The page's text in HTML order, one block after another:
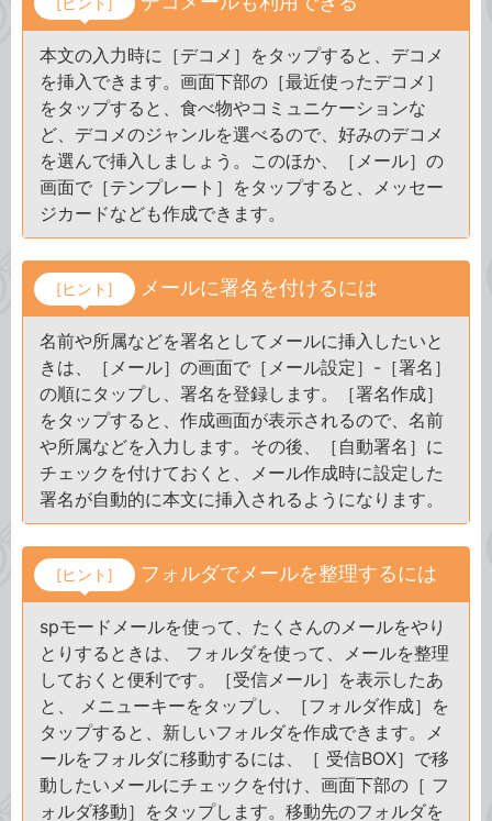
本文の入力時に［デコメ］をタップすると、デコメ
を挿入できます。画面下部の［最近使ったデコメ］
をタップすると、食べ物やコミュニケーションな
ど、デコメのジャンルを選べるので、好みのデコメ
を選んで挿入しましょう。このほか、［メール］の
画面で［テンプレート］をタップすると、メッセー
ジカードなども作成できます。
[ヒント] メールに署名を付けるには
名前や所属などを署名としてメールに挿入したいと
きは、［メール］の画面で［メール設定］-［署名］
の順にタップし、署名を登録します。［署名作成］
をタップすると、作成画面が表示されるので、名前
や所属などを入力します。その後、［自動署名］に
チェックを付けておくと、メール作成時に設定した
署名が自動的に本文に挿入されるようになります。
[ヒント] フォルダでメールを整理するには
spモードメールを使って、たくさんのメールをやり
とりするときは、 フォルダを使って、メールを整理
しておくと便利です。［受信メール］を表示したあ
と、 メニューキーをタップし、［フォルダ作成］を
タップすると、新しいフォルダを作成できます。メ
ールをフォルダに移動するには、［ 受信BOX］で移
動したいメールにチェックを付け、画面下部の［ フ
ォルダ移動］をタップします。移動先のフォルダを